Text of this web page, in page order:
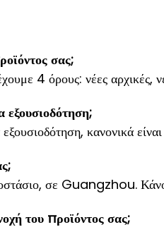
σας;
4 όρους: νέες αρχικές,
εξουσιοδότηση;
κανονικά
σε Guangzhou.
του προϊόντος σας;